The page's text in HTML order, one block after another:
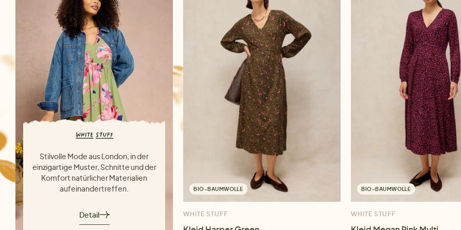
Stilvolle Mode aus London, in der
einzigartige Muster, Schnitte und der
Komfort natürlicher Materialien
aufeinandertreffen.
Detail
BIO-BAUMWOLLE
WHITE STUFF
BIO-BAUMWOLLE
WHITE STUFF